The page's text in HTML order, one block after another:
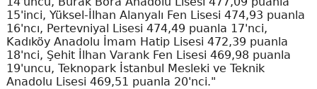
15'inci, Yüksel-İlhan Alanyalı Fen Lisesi 474,93 puanla
16'ncı, Pertevniyal Lisesi 474,49 puanla 17'nci,
Kadıköy Anadolu İmam Hatip Lisesi 472,39 puanla
18'nci, Şehit İlhan Varank Fen Lisesi 469,98 puanla
19'uncu, Teknopark İstanbul Mesleki ve Teknik
Anadolu Lisesi 469,51 puanla 20'nci."